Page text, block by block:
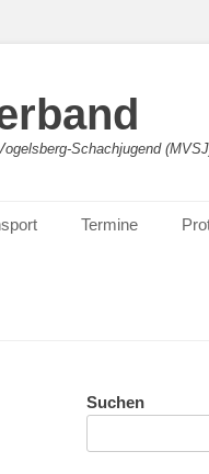
Schachjugend
Termine
Suchen